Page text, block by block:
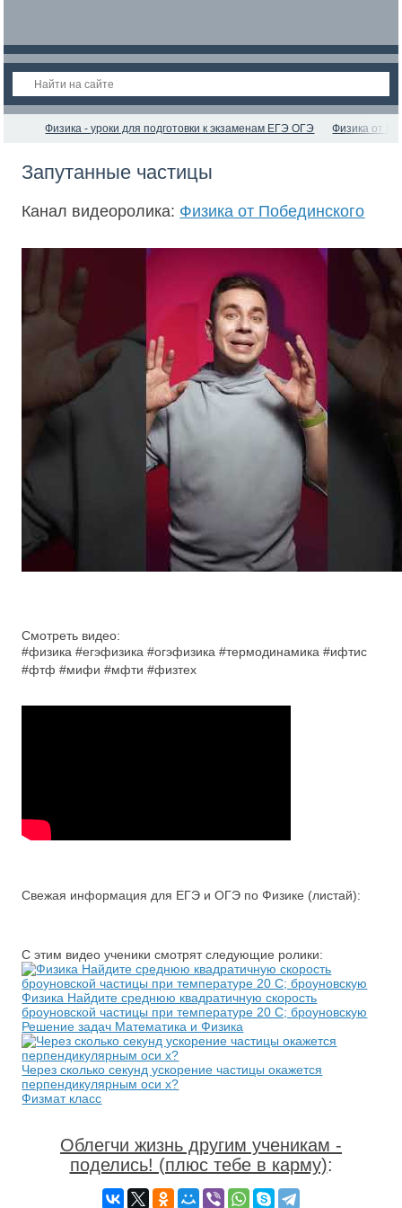
Физика - уроки для подготовки к экзаменам ЕГЭ ОГЭ Физика от
Запутанные частицы
Канал видеоролика: Физика от Побединского
Смотреть видео:
#физика #егэфизика #огэфизика #термодинамика #ифтис
#фтф #мифи #мфти #физтех
Свежая информация для ЕГЭ и ОГЭ по Физике (листай):
С этим видео ученики смотрят следующие ролики:
Физика Найдите среднюю квадратичную скорость
броуновской частицы при температуре 20 С; броуновскую
Решение задач Математика и Физика
Через сколько секунд ускорение частицы окажется
перпендикулярным оси х?
Физмат класс
Облегчи жизнь другим ученикам -
поделись! (плюс тебе в карму):